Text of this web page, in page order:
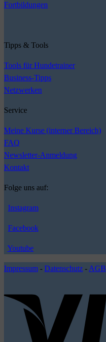
Fortbildungen
Tipps & Tools
Tools für Hundetrainer
Business-Tipps
Netzwerken
Service
Meine Kurse (interner Bereich)
FAQ
Newsletter-Anmeldung
Kontakt
Folge uns auf:
Instagram
Facebook
Youtube
Impressum - Datenschutz - AGB